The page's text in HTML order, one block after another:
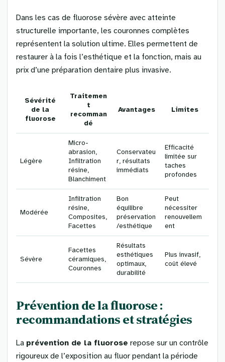
Dans les cas de fluorose sévère avec atteinte
structurelle importante, les couronnes complètes
représentent la solution ultime. Elles permettent de
restaurer à la fois l’esthétique et la fonction, mais au
prix d’une préparation dentaire plus invasive.
Sévérité
de la
fluorose
Traitemen
t
recomman
dé
Avantages Limites
Légère
Micro-
abrasion,
Infiltration
résine,
Blanchiment
Conservateu
r, résultats
immédiats
Efficacité
limitée sur
taches
profondes
Modérée
Infiltration
résine,
Composites,
Facettes
Bon
équilibre
préservation
/esthétique
Peut
nécessiter
renouvellem
ent
Sévère
Facettes
céramiques,
Couronnes
Résultats
esthétiques
optimaux,
durabilité
Plus invasif,
coût élevé
Prévention de la fluorose :
recommandations et stratégies
La prévention de la fluorose repose sur un contrôle
rigoureux de l’exposition au fluor pendant la période